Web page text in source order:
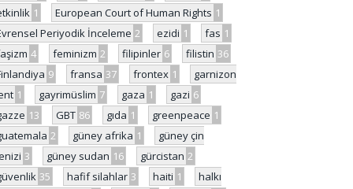
1 European Court of Human Rights 1
Periyodik İnceleme 2 ezidi 1 fas 1
4 feminizm 2 filipinler 6 filistin 36
9 fransa 37 frontex 1
garnizon
1 gayrimüslim 7 gaza 1 gazi 6
13 GBT 86 gıda 1 greenpeace 1
2 güney afrika 1
güney çin
3 güney sudan 16 gürcistan 2
35 hafif silahlar 3 haiti 1
halkı